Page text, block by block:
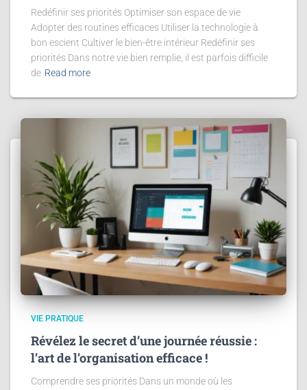
Redéfinir ses priorités Optimiser son espace de vie
Adopter des routines efficaces Utiliser la technologie à
bon escient Cultiver le bien-être intérieur Redéfinir ses
priorités Dans notre vie bien remplie, il est parfois difficile
de Read more
VIE PRATIQUE
Révélez le secret d’une journée réussie :
l’art de l’organisation efficace !
Comprendre ses priorités Dans un monde où les